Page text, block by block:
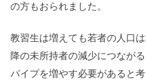
の方もおられました。
教習生は増えても若者の人口
降の未所持者の減少につなが
パイプを増やす必要があると考